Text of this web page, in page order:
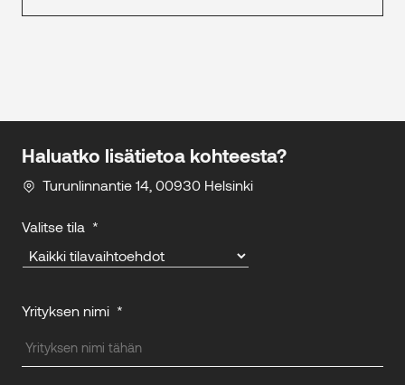
Haluatko lisätietoa kohteesta?
Turunlinnantie 14, 00930 Helsinki
Valitse tila *
Yrityksen nimi *